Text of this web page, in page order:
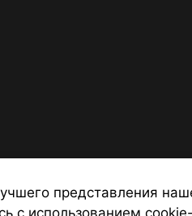
представления
с использованием